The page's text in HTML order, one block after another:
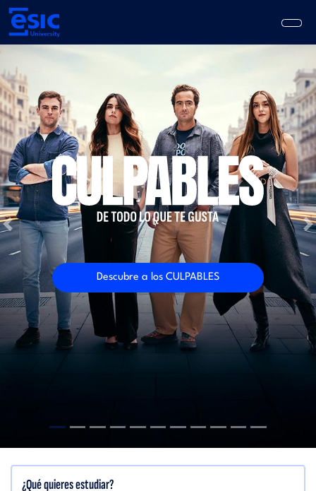
Pasar
contenido
navigation
Previous
Descubre a los CULPABLES